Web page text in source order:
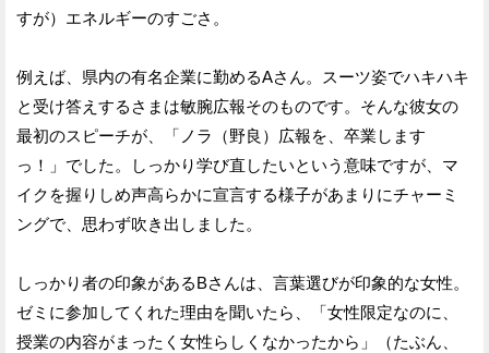
すが）エネルギーのすごさ。
例えば、県内の有名企業に勤めるAさん。スーツ姿でハキハキ
と受け答えするさまは敏腕広報そのものです。そんな彼女の
最初のスピーチが、「ノラ（野良）広報を、卒業します
っ！」でした。しっかり学び直したいという意味ですが、マ
イクを握りしめ声高らかに宣言する様子があまりにチャーミ
ングで、思わず吹き出しました。
しっかり者の印象があるBさんは、言葉選びが印象的な女性。
ゼミに参加してくれた理由を聞いたら、「女性限定なのに、
授業の内容がまったく女性らしくなかったから」（たぶん、